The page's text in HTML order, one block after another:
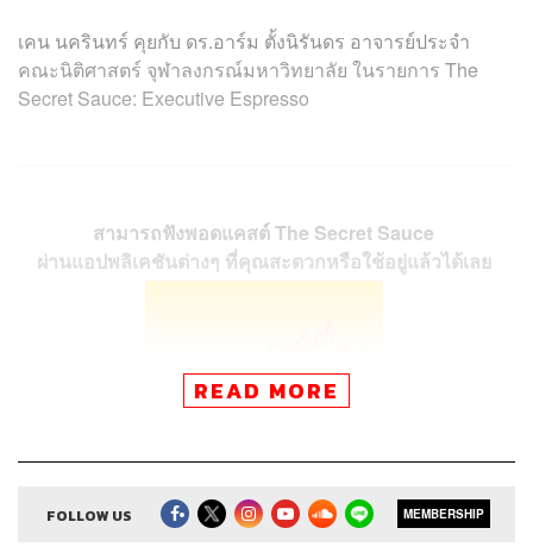
เคน นครินทร์ คุยกับ ดร.อาร์ม ตั้งนิรันดร อาจารย์ประจำ
คณะนิติศาสตร์ จุฬาลงกรณ์มหาวิทยาลัย ในรายการ The
Secret Sauce: Executive Espresso
สามารถฟังพอดแคสต์ The Secret Sauce
ผ่านแอปพลิเคชันต่างๆ ที่คุณสะดวกหรือใช้อยู่แล้วได้เลย
READ MORE
FOLLOW US MEMBERSHIP